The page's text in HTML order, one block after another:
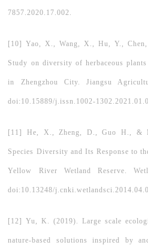
7857.2020.17.002.
[10] Yao, X., Wang, X., Hu, Y.,
Study on diversity of herbaceous
in Zhengzhou City. Jiangsu
doi:10.15889/j.issn.1002-
[11] He, X., Zheng, D., Guo H., &
Species Diversity and Its Response to
Yellow River Wetland Reserve.
doi:10.13248/
[12] Yu, K. (2019). Large scale
nature-based solutions inspired by